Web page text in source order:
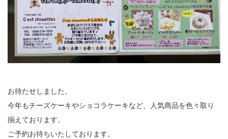
お待たせしました。
今年もチーズケーキやショコラケーキなど、人気商品を色々取り
揃えております。
ご予約お待ちいたしております。